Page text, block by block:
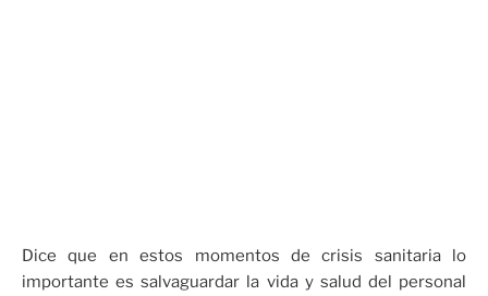
Dice que en estos momentos de crisis sanitaria lo
importante es salvaguardar la vida y salud del personal